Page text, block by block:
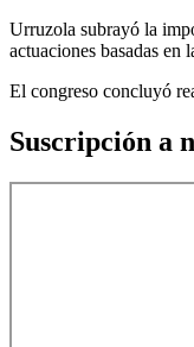
Urruzola subrayó la
actuaciones basadas
El congreso concluyó
Suscripción a